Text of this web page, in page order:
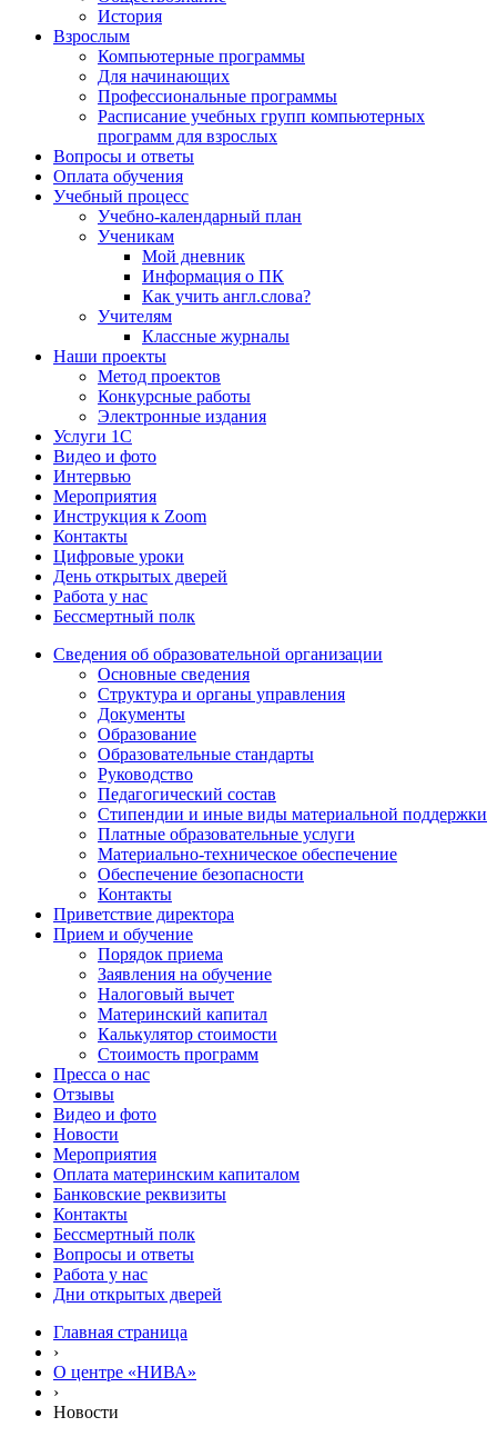
История
Взрослым
Компьютерные программы
Для начинающих
Профессиональные программы
Расписание учебных групп компьютерных
программ для взрослых
Вопросы и ответы
Оплата обучения
Учебный процесс
Учебно-календарный план
Ученикам
Мой дневник
Информация о ПК
Как учить англ.слова?
Учителям
Классные журналы
Наши проекты
Метод проектов
Конкурсные работы
Электронные издания
Услуги 1C
Видео и фото
Интервью
Мероприятия
Инструкция к Zoom
Контакты
Цифровые уроки
День открытых дверей
Работа у нас
Бессмертный полк
Сведения об образовательной организации
Основные сведения
Структура и органы управления
Документы
Образование
Образовательные стандарты
Руководство
Педагогический состав
Стипендии и иные виды материальной поддержки
Платные образовательные услуги
Материально-техническое обеспечение
Обеспечение безопасности
Контакты
Приветствие директора
Прием и обучение
Порядок приема
Заявления на обучение
Налоговый вычет
Материнский капитал
Калькулятор стоимости
Стоимость программ
Пресса о нас
Отзывы
Видео и фото
Новости
Мероприятия
Оплата материнским капиталом
Банковские реквизиты
Контакты
Бессмертный полк
Вопросы и ответы
Работа у нас
Дни открытых дверей
Главная страница
›
О центре «НИВА»
›
Новости